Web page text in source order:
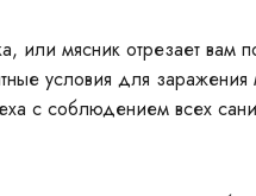
мясник отрезает вам
условия для
с соблюдением всех